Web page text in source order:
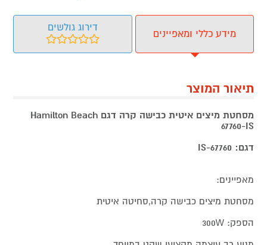
מידע כללי ומאפיינים
דירוג גולשים
תיאור המוצר
מסחטת מיצים איטית כבישה קרה דגם Hamilton Beach
67760-IS
דגם: 67760-IS
מאפיינים:
מסחטת מיצים כבישה קרה,סחיטה איטית
הספק: 300W